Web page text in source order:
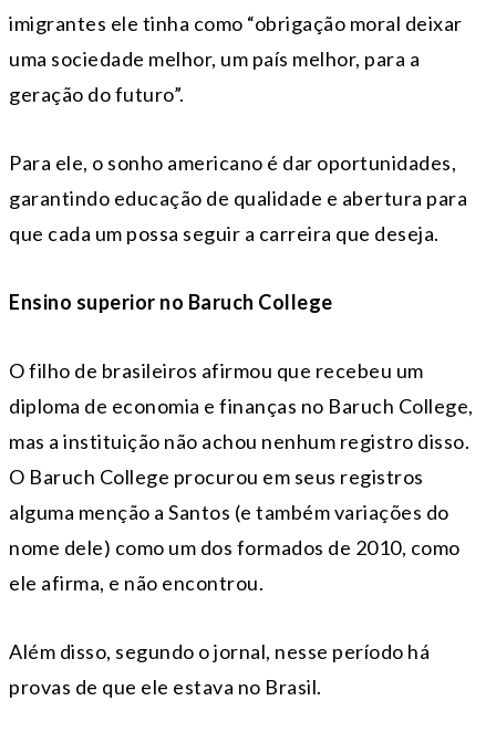
imigrantes ele tinha como “obrigação moral deixar
uma sociedade melhor, um país melhor, para a
geração do futuro”.
Para ele, o sonho americano é dar oportunidades,
garantindo educação de qualidade e abertura para
que cada um possa seguir a carreira que deseja.
Ensino superior no Baruch College
O filho de brasileiros afirmou que recebeu um
diploma de economia e finanças no Baruch College,
mas a instituição não achou nenhum registro disso.
O Baruch College procurou em seus registros
alguma menção a Santos (e também variações do
nome dele) como um dos formados de 2010, como
ele afirma, e não encontrou.
Além disso, segundo o jornal, nesse período há
provas de que ele estava no Brasil.